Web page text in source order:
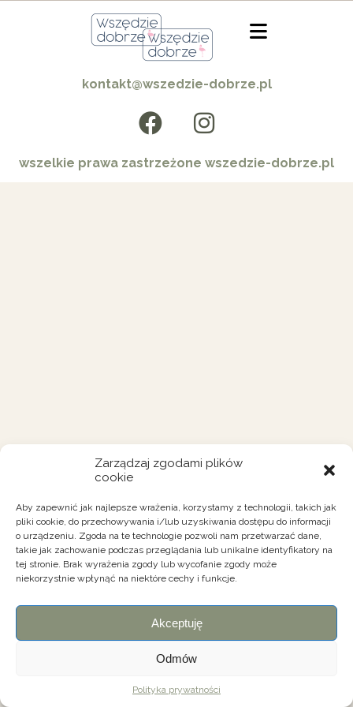
Zarządzaj zgodami plików
cookie
Aby zapewnić jak najlepsze wrażenia, korzystamy z technologii, takich jak
pliki cookie, do przechowywania i/lub uzyskiwania dostępu do informacji
o urządzeniu. Zgoda na te technologie pozwoli nam przetwarzać dane,
takie jak zachowanie podczas przeglądania lub unikalne identyfikatory na
tej stronie. Brak wyrażenia zgody lub wycofanie zgody może
niekorzystnie wpłynąć na niektóre cechy i funkcje.
Akceptuję
Odmów
Polityka prywatności
kontakt@wszedzie-dobrze.pl
wszelkie prawa zastrzeżone wszedzie-dobrze.pl